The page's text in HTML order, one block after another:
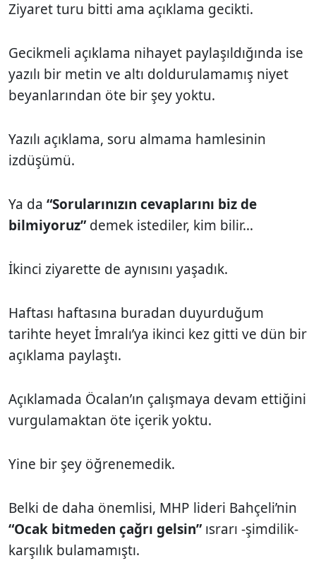
Ziyaret turu bitti ama açıklama gecikti.
Gecikmeli açıklama nihayet paylaşıldığında ise
yazılı bir metin ve altı doldurulamamış niyet
beyanlarından öte bir şey yoktu.
Yazılı açıklama, soru almama hamlesinin
izdüşümü.
Ya da “Sorularınızın cevaplarını biz de
bilmiyoruz”demek istediler, kim bilir...
İkinci ziyarette de aynısını yaşadık.
Haftası haftasına buradan duyurduğum
tarihte heyet İmralı’ya ikinci kez gitti ve dün bir
açıklama paylaştı.
Açıklamada Öcalan’ın çalışmaya devam ettiğini
vurgulamaktan öte içerik yoktu.
Yine bir şey öğrenemedik.
Belki de daha önemlisi, MHP lideri Bahçeli’nin
“Ocak bitmeden çağrı gelsin”ısrarı -şimdilik-
karşılık bulamamıştı.